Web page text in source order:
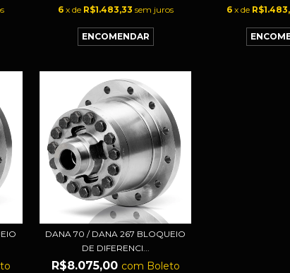
6 x de R$1.483,33 sem juros 6 x de
DANA 70 / DANA 267 BLOQUEIO
DE DIFERENCI...
R$8.075,00 com Boleto